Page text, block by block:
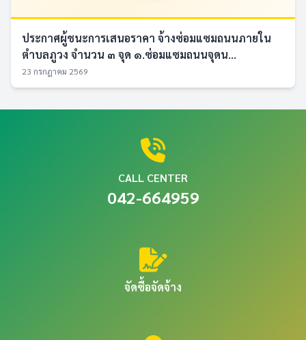
ประกาศผู้ชนะการเสนอราคา จ้างซ่อมแซมถนนภายใน
ตำบลภูวง จำนวน ๓ จุด ๑.ซ่อมแซมถนนจุดน...
23 กรกฎาคม 2569
CALL CENTER
042-664959
จัดซื้อจัดจ้าง